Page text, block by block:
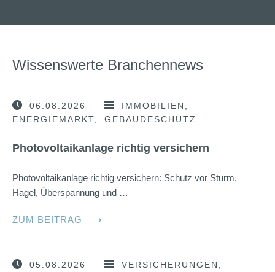
Wissenswerte Branchennews
06.08.2026
IMMOBILIEN
ENERGIEMARKT
GEBÄUDESCHUTZ
Photovoltaikanlage richtig versichern
Photovoltaikanlage richtig versichern: Schutz vor Sturm,
Hagel, Überspannung und …
ZUM BEITRAG ⟶
05.08.2026
VERSICHERUNGEN